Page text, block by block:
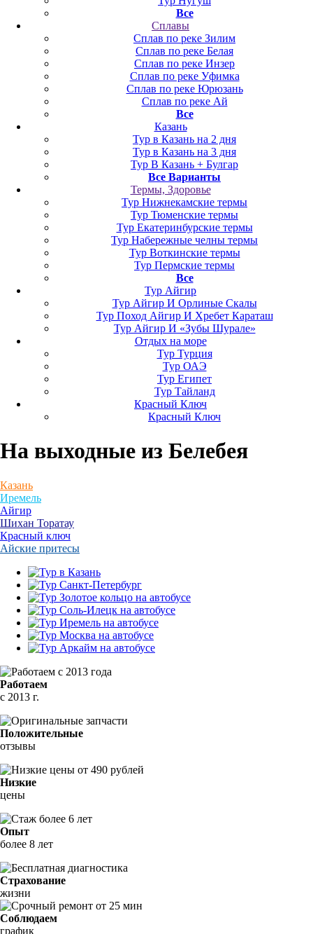
Все
Сплавы
Сплав по реке Зилим
Сплав по реке Белая
Сплав по реке Инзер
Сплав по реке Уфимка
Сплав по реке Юрюзань
Сплав по реке Ай
Все
Казань
Тур в Казань на 2 дня
Тур в Казань на 3 дня
Тур В Казань + Булгар
Все Варианты
Термы, Здоровье
Тур Нижнекамские термы
Тур Тюменские термы
Тур Екатеринбурские термы
Тур Набережные челны термы
Тур Воткинские термы
Тур Пермские термы
Все
Тур Айгир
Тур Айгир И Орлиные Скалы
Тур Поход Айгир И Хребет Караташ
Тур Айгир И «Зубы Шурале»
Отдых на море
Тур Турция
Тур ОАЭ
Тур Египет
Тур Тайланд
Красный Ключ
Красный Ключ
На выходные из Белебея
Казань
Иремель
Айгир
Шихан Торатау
Красный ключ
Айские притесы
Работаем
с 2013 г.
Положительные
отзывы
Низкие
цены
Опыт
более 8 лет
Страхование
жизни
Соблюдаем
график